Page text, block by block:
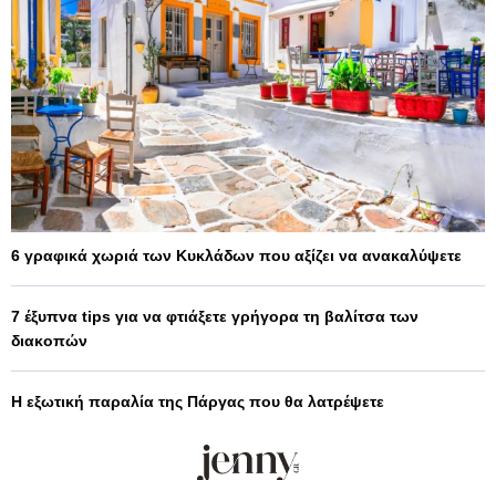
6 γραφικά χωριά των Κυκλάδων που αξίζει να ανακαλύψετε
7 έξυπνα tips για να φτιάξετε γρήγορα τη βαλίτσα των
διακοπών
Η εξωτική παραλία της Πάργας που θα λατρέψετε